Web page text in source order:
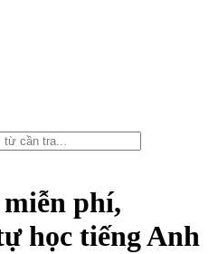
phí,
học tiếng Anh